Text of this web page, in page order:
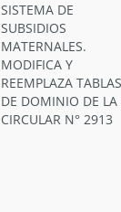
SISTEMA DE
SUBSIDIOS
MATERNALES.
MODIFICA Y
REEMPLAZA TABLAS
DE DOMINIO DE LA
CIRCULAR N° 2913